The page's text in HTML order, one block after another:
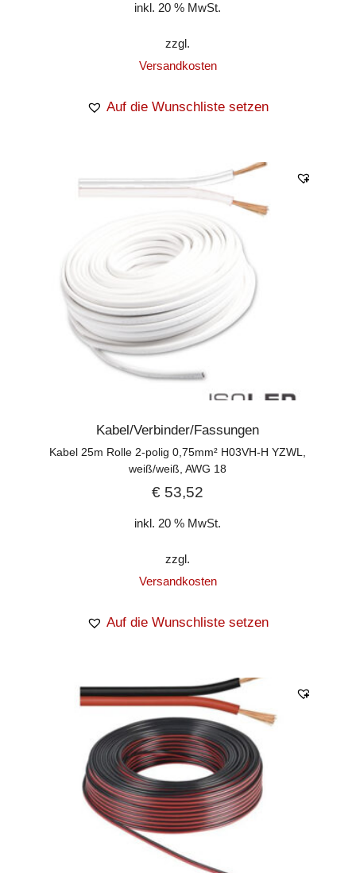
inkl. 20 % MwSt.
zzgl.
Versandkosten
Auf die Wunschliste setzen
Kabel/Verbinder/Fassungen
Kabel 25m Rolle 2-polig 0,75mm² H03VH-H YZWL,
weiß/weiß, AWG 18
€ 53,52
inkl. 20 % MwSt.
zzgl.
Versandkosten
Auf die Wunschliste setzen